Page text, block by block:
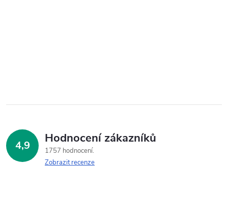
4,9 Hodnocení zákazníků
1757 hodnocení
Zobrazit recenze